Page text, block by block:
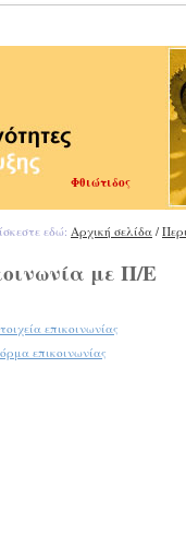
Φθιώτιδος
εδώ: Αρχική σελίδα /
με Π/Ε
επικοινωνίας
επικοινωνίας